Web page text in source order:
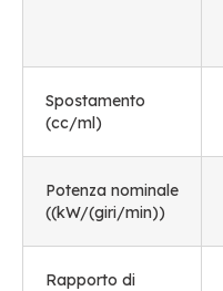
Spostamento
(cc/ml)
Potenza nominale
((kW/(giri/min))
Rapporto di